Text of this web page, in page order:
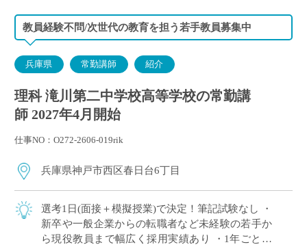
教員経験不問/次世代の教育を担う若手教員募集中
兵庫県 常勤講師 紹介
理科 滝川第二中学校高等学校の常勤講
師 2027年4月開始
仕事NO：O272-2606-019rik
兵庫県神戸市西区春日台6丁目
選考1日(面接＋模擬授業)で決定！筆記試験なし ・
新卒や一般企業からの転職者など未経験の若手か
ら現役教員まで幅広く採用実績あり ・1年ごとに